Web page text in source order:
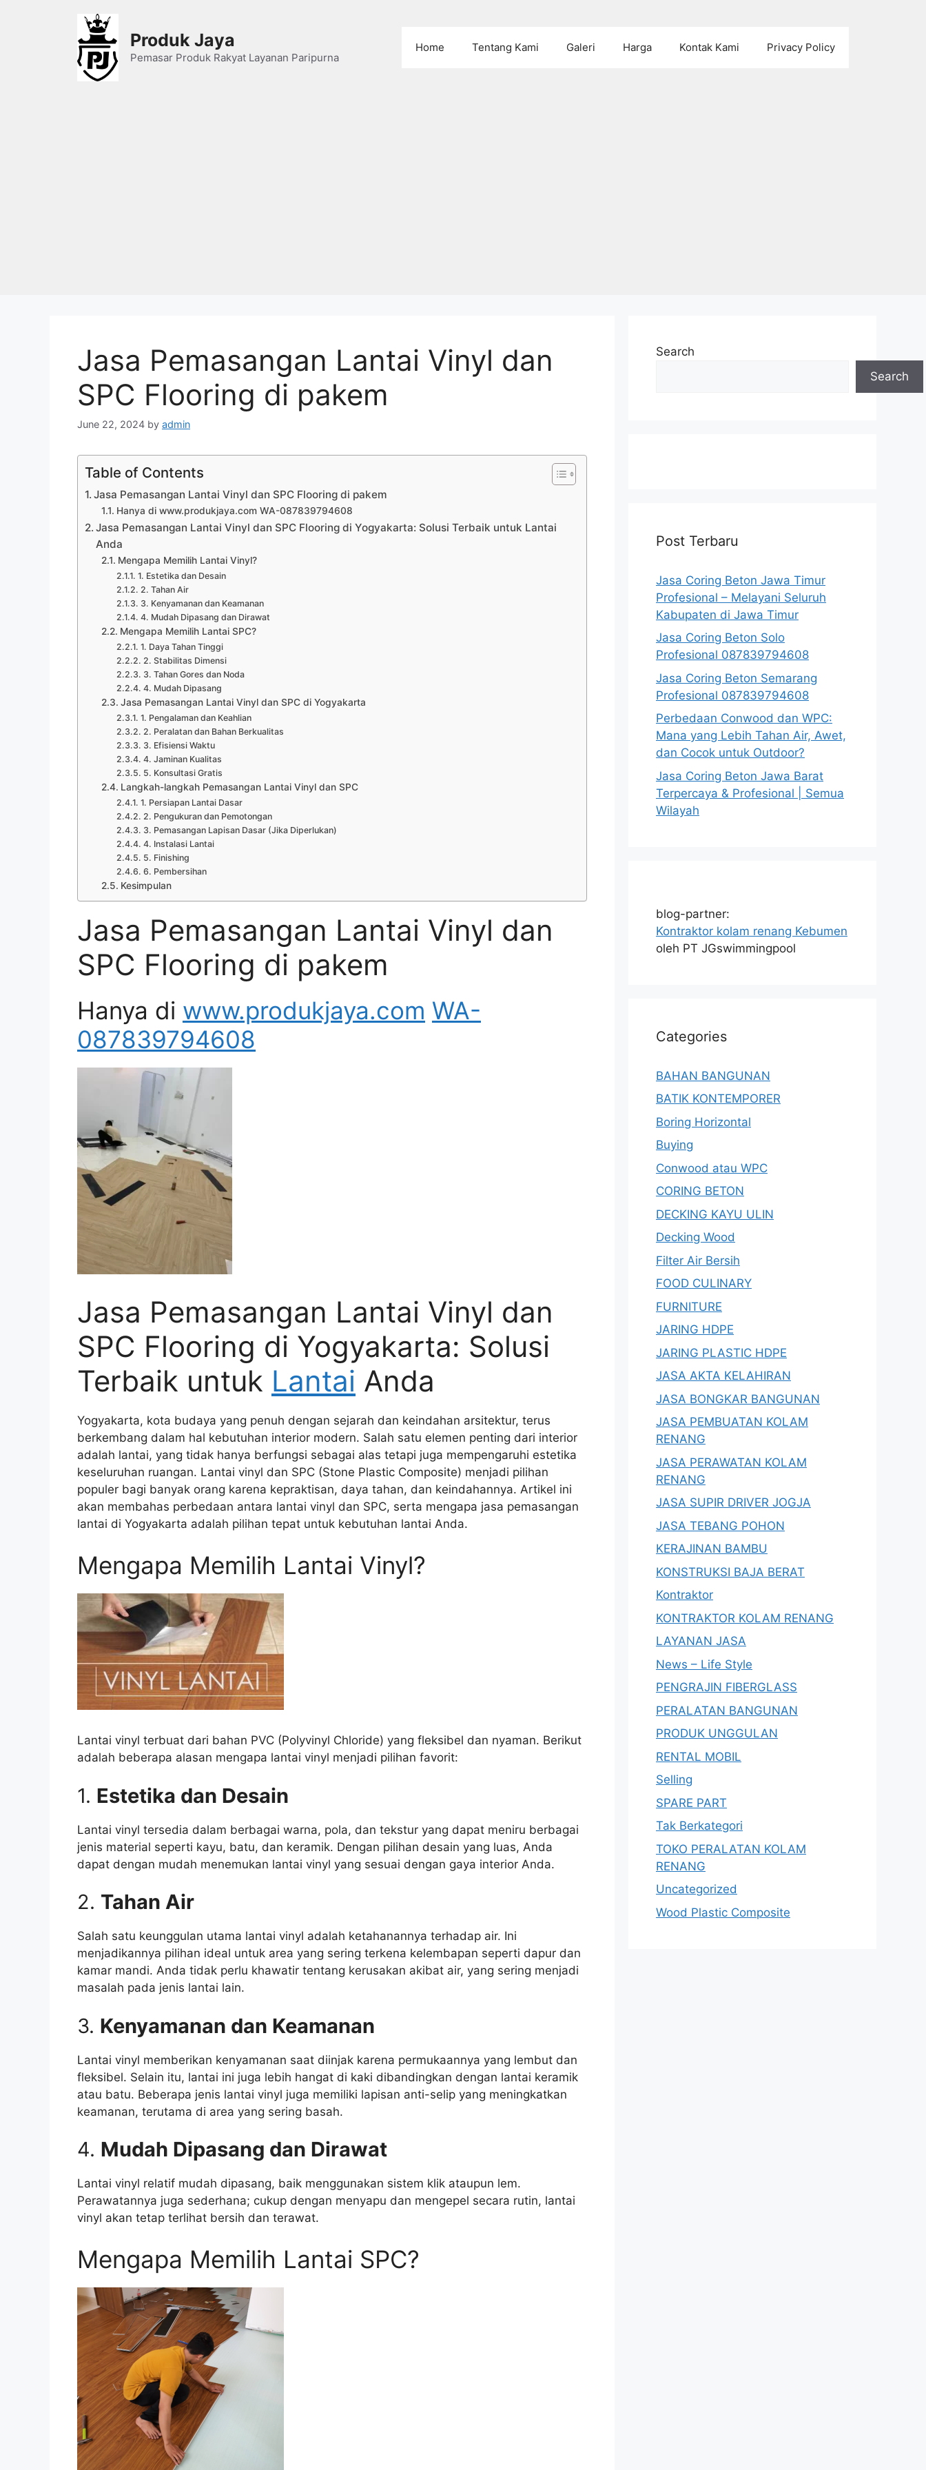
Produk Jaya
Pemasar Produk Rakyat Layanan Paripurna
Home Tentang Kami Galeri Harga Kontak Kami Privacy Policy
Jasa Pemasangan Lantai Vinyl dan
SPC Flooring di pakem
June 22, 2024 by admin
Table of Contents
Jasa Pemasangan Lantai Vinyl dan SPC Flooring di pakem
Hanya di www.produkjaya.com WA-087839794608
Jasa Pemasangan Lantai Vinyl dan SPC Flooring di Yogyakarta: Solusi Terbaik untuk Lantai
Anda
Mengapa Memilih Lantai Vinyl?
1. Estetika dan Desain
2. Tahan Air
3. Kenyamanan dan Keamanan
4. Mudah Dipasang dan Dirawat
Mengapa Memilih Lantai SPC?
1. Daya Tahan Tinggi
2. Stabilitas Dimensi
3. Tahan Gores dan Noda
4. Mudah Dipasang
Jasa Pemasangan Lantai Vinyl dan SPC di Yogyakarta
1. Pengalaman dan Keahlian
2. Peralatan dan Bahan Berkualitas
3. Efisiensi Waktu
4. Jaminan Kualitas
5. Konsultasi Gratis
Langkah-langkah Pemasangan Lantai Vinyl dan SPC
1. Persiapan Lantai Dasar
2. Pengukuran dan Pemotongan
3. Pemasangan Lapisan Dasar (Jika Diperlukan)
4. Instalasi Lantai
5. Finishing
6. Pembersihan
Kesimpulan
Jasa Pemasangan Lantai Vinyl dan
SPC Flooring di pakem
Hanya di www.produkjaya.com WA-
087839794608
Jasa Pemasangan Lantai Vinyl dan
SPC Flooring di Yogyakarta: Solusi
Terbaik untuk Lantai Anda
Yogyakarta, kota budaya yang penuh dengan sejarah dan keindahan arsitektur, terus
berkembang dalam hal kebutuhan interior modern. Salah satu elemen penting dari interior
adalah lantai, yang tidak hanya berfungsi sebagai alas tetapi juga mempengaruhi estetika
keseluruhan ruangan. Lantai vinyl dan SPC (Stone Plastic Composite) menjadi pilihan
populer bagi banyak orang karena kepraktisan, daya tahan, dan keindahannya. Artikel ini
akan membahas perbedaan antara lantai vinyl dan SPC, serta mengapa jasa pemasangan
lantai di Yogyakarta adalah pilihan tepat untuk kebutuhan lantai Anda.
Mengapa Memilih Lantai Vinyl?
Lantai vinyl terbuat dari bahan PVC (Polyvinyl Chloride) yang fleksibel dan nyaman. Berikut
adalah beberapa alasan mengapa lantai vinyl menjadi pilihan favorit:
1. Estetika dan Desain
Lantai vinyl tersedia dalam berbagai warna, pola, dan tekstur yang dapat meniru berbagai
jenis material seperti kayu, batu, dan keramik. Dengan pilihan desain yang luas, Anda
dapat dengan mudah menemukan lantai vinyl yang sesuai dengan gaya interior Anda.
2. Tahan Air
Salah satu keunggulan utama lantai vinyl adalah ketahanannya terhadap air. Ini
menjadikannya pilihan ideal untuk area yang sering terkena kelembapan seperti dapur dan
kamar mandi. Anda tidak perlu khawatir tentang kerusakan akibat air, yang sering menjadi
masalah pada jenis lantai lain.
3. Kenyamanan dan Keamanan
Lantai vinyl memberikan kenyamanan saat diinjak karena permukaannya yang lembut dan
fleksibel. Selain itu, lantai ini juga lebih hangat di kaki dibandingkan dengan lantai keramik
atau batu. Beberapa jenis lantai vinyl juga memiliki lapisan anti-selip yang meningkatkan
keamanan, terutama di area yang sering basah.
4. Mudah Dipasang dan Dirawat
Lantai vinyl relatif mudah dipasang, baik menggunakan sistem klik ataupun lem.
Perawatannya juga sederhana; cukup dengan menyapu dan mengepel secara rutin, lantai
vinyl akan tetap terlihat bersih dan terawat.
Mengapa Memilih Lantai SPC?
Search
Search
Post Terbaru
Jasa Coring Beton Jawa Timur
Profesional – Melayani Seluruh
Kabupaten di Jawa Timur
Jasa Coring Beton Solo
Profesional 087839794608
Jasa Coring Beton Semarang
Profesional 087839794608
Perbedaan Conwood dan WPC:
Mana yang Lebih Tahan Air, Awet,
dan Cocok untuk Outdoor?
Jasa Coring Beton Jawa Barat
Terpercaya & Profesional | Semua
Wilayah
blog-partner:
Kontraktor kolam renang Kebumen
oleh PT JGswimmingpool
Categories
BAHAN BANGUNAN
BATIK KONTEMPORER
Boring Horizontal
Buying
Conwood atau WPC
CORING BETON
DECKING KAYU ULIN
Decking Wood
Filter Air Bersih
FOOD CULINARY
FURNITURE
JARING HDPE
JARING PLASTIC HDPE
JASA AKTA KELAHIRAN
JASA BONGKAR BANGUNAN
JASA PEMBUATAN KOLAM
RENANG
JASA PERAWATAN KOLAM
RENANG
JASA SUPIR DRIVER JOGJA
JASA TEBANG POHON
KERAJINAN BAMBU
KONSTRUKSI BAJA BERAT
Kontraktor
KONTRAKTOR KOLAM RENANG
LAYANAN JASA
News – Life Style
PENGRAJIN FIBERGLASS
PERALATAN BANGUNAN
PRODUK UNGGULAN
RENTAL MOBIL
Selling
SPARE PART
Tak Berkategori
TOKO PERALATAN KOLAM
RENANG
Uncategorized
Wood Plastic Composite